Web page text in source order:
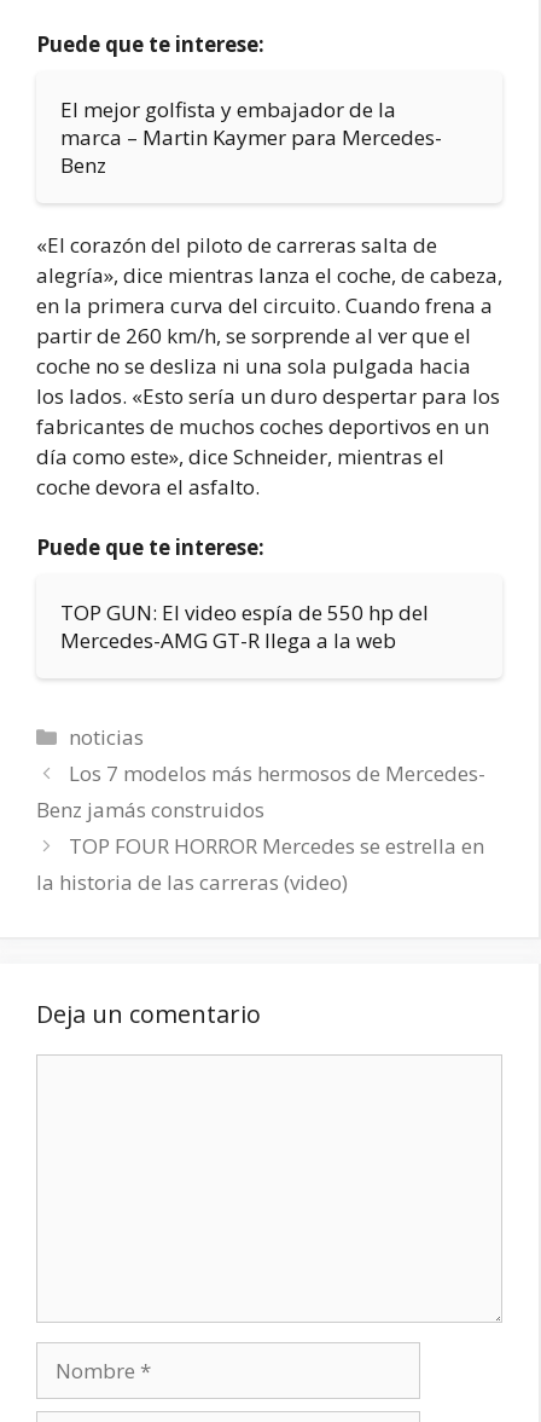
Puede que te interese:
El mejor golfista y embajador de la
marca – Martin Kaymer para Mercedes-
Benz
«El corazón del piloto de carreras salta de
alegría», dice mientras lanza el coche, de cabeza,
en la primera curva del circuito. Cuando frena a
partir de 260 km/h, se sorprende al ver que el
coche no se desliza ni una sola pulgada hacia
los lados. «Esto sería un duro despertar para los
fabricantes de muchos coches deportivos en un
día como este», dice Schneider, mientras el
coche devora el asfalto.
Puede que te interese:
TOP GUN: El video espía de 550 hp del
Mercedes-AMG GT-R llega a la web
Categorías
noticias
Los 7 modelos más hermosos de Mercedes-
Benz jamás construidos
TOP FOUR HORROR Mercedes se estrella en
la historia de las carreras (video)
Deja un comentario